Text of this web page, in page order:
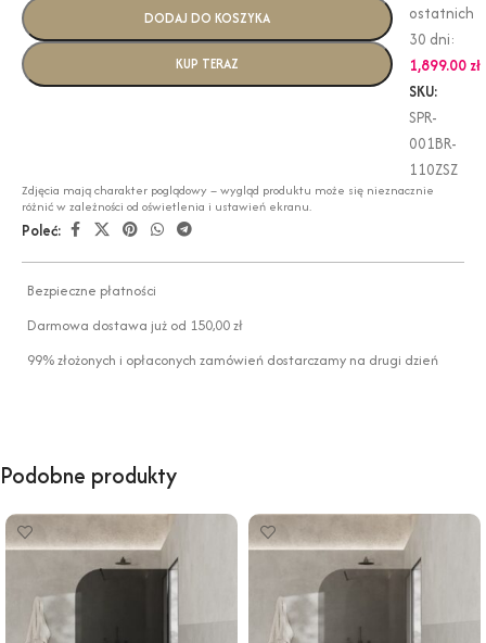
DODAJ DO KOSZYKA
KUP TERAZ
ostatnich
30 dni:
1,899.00 zł
SKU:
SPR-
001BR-
110ZSZ
Zdjęcia mają charakter poglądowy – wygląd produktu może się nieznacznie
różnić w zależności od oświetlenia i ustawień ekranu.
Poleć:
Bezpieczne płatności
Darmowa dostawa już od 150,00 zł
99% złożonych i opłaconych zamówień dostarczamy na drugi dzień
Podobne produkty